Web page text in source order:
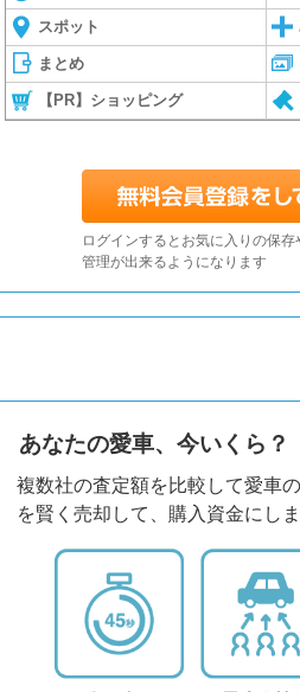
スポット
まとめ
【PR】ショッピング
ログインするとお気に入りの保
管理が出来るようになります
あなたの愛車、今いくら？
複数社の査定額を比較して愛車
を賢く売却して、購入資金にし